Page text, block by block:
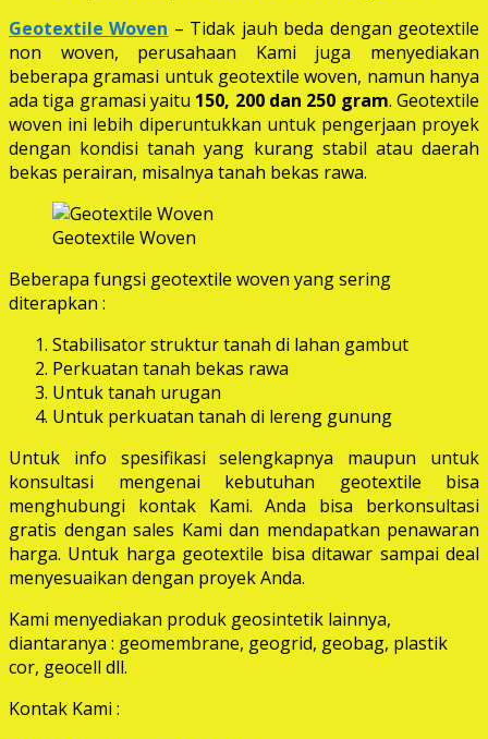
Geotextile Woven – Tidak jauh beda dengan geotextile
non woven, perusahaan Kami juga menyediakan
beberapa gramasi untuk geotextile woven, namun hanya
ada tiga gramasi yaitu 150, 200 dan 250 gram. Geotextile
woven ini lebih diperuntukkan untuk pengerjaan proyek
dengan kondisi tanah yang kurang stabil atau daerah
bekas perairan, misalnya tanah bekas rawa.
Geotextile Woven
Beberapa fungsi geotextile woven yang sering
diterapkan :
Stabilisator struktur tanah di lahan gambut
Perkuatan tanah bekas rawa
Untuk tanah urugan
Untuk perkuatan tanah di lereng gunung
Untuk info spesifikasi selengkapnya maupun untuk
konsultasi mengenai kebutuhan geotextile bisa
menghubungi kontak Kami. Anda bisa berkonsultasi
gratis dengan sales Kami dan mendapatkan penawaran
harga. Untuk harga geotextile bisa ditawar sampai deal
menyesuaikan dengan proyek Anda.
Kami menyediakan produk geosintetik lainnya,
diantaranya : geomembrane, geogrid, geobag, plastik
cor, geocell dll.
Kontak Kami :